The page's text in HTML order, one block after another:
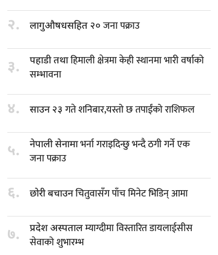
२. लागुऔषधसहित २०जना पक्राउ
३. पहाडी तथाहिमाली क्षेत्रमा केही स्थानमा भारी वर्षाको
सम्भावना
४. साउन २३गते शनिबार,यस्तो छ तपाईंको राशिफल
५. नेपाली सेनामाभर्ना गराइदिन्छु भन्दै ठगी गर्ने एक
जना पक्राउ
६. छोरी बचाउनचितुवासँग पाँच मिनेट भिडिन् आमा
७. प्रदेश अस्पतालम्याग्दीमा विस्तारित डायलाईसीस
सेवाको शुभारम्भ